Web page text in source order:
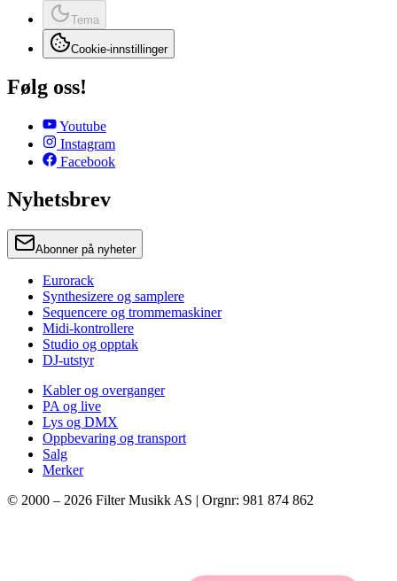
Tema
Cookie-innstillinger
Følg oss!
Youtube
Instagram
Facebook
Nyhetsbrev
Abonner på nyheter
Eurorack
Synthesizere og samplere
Sequencere og trommemaskiner
Midi-kontrollere
Studio og opptak
DJ-utstyr
Kabler og overganger
PA og live
Lys og DMX
Oppbevaring og transport
Salg
Merker
© 2000 – 2026 Filter Musikk AS | Orgnr: 981 874 862